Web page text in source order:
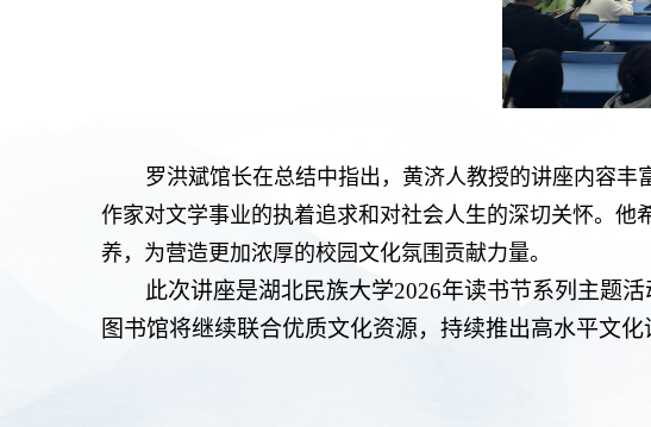
罗洪斌馆长在总结中指出，黄济人教授的讲座内容
作家对文学事业的执着追求和对社会人生的深切关怀。
养，为营造更加浓厚的校园文化氛围贡献力量。
此次讲座是湖北民族大学2026年读书节系列主题
图书馆将继续联合优质文化资源，持续推出高水平文